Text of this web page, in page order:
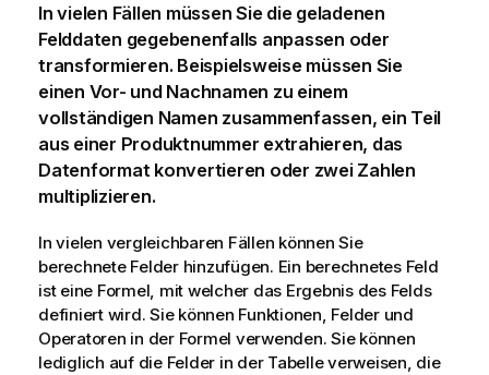
In vielen Fällen müssen Sie die geladenen
Felddaten gegebenenfalls anpassen oder
transformieren. Beispielsweise müssen Sie
einen Vor- und Nachnamen zu einem
vollständigen Namen zusammenfassen, ein Teil
aus einer Produktnummer extrahieren, das
Datenformat konvertieren oder zwei Zahlen
multiplizieren.
In vielen vergleichbaren Fällen können Sie
berechnete Felder hinzufügen. Ein berechnetes Feld
ist eine Formel, mit welcher das Ergebnis des Felds
definiert wird. Sie können Funktionen, Felder und
Operatoren in der Formel verwenden. Sie können
lediglich auf die Felder in der Tabelle verweisen, die